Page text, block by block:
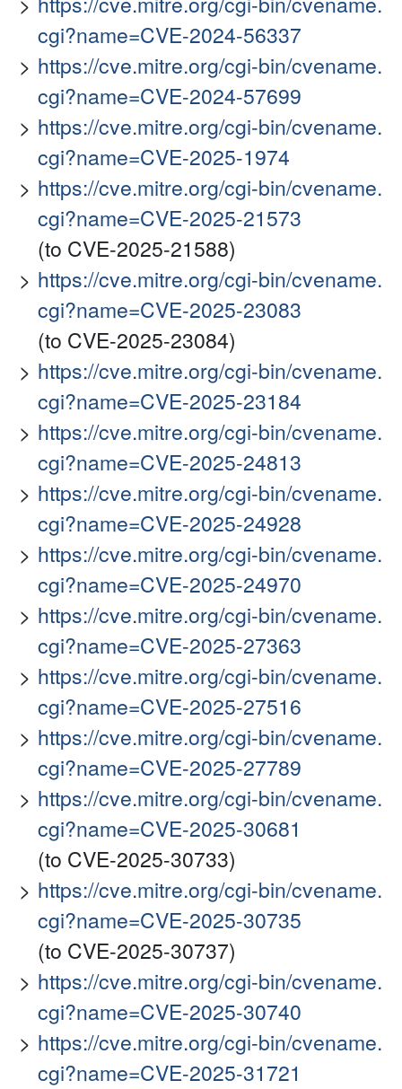
cgi?name=CVE-2024-56337
https://cve.mitre.org/cgi-bin/cvename.
cgi?name=CVE-2024-57699
https://cve.mitre.org/cgi-bin/cvename.
cgi?name=CVE-2025-1974
https://cve.mitre.org/cgi-bin/cvename.
cgi?name=CVE-2025-21573
(to CVE-2025-21588)
https://cve.mitre.org/cgi-bin/cvename.
cgi?name=CVE-2025-23083
(to CVE-2025-23084)
https://cve.mitre.org/cgi-bin/cvename.
cgi?name=CVE-2025-23184
https://cve.mitre.org/cgi-bin/cvename.
cgi?name=CVE-2025-24813
https://cve.mitre.org/cgi-bin/cvename.
cgi?name=CVE-2025-24928
https://cve.mitre.org/cgi-bin/cvename.
cgi?name=CVE-2025-24970
https://cve.mitre.org/cgi-bin/cvename.
cgi?name=CVE-2025-27363
https://cve.mitre.org/cgi-bin/cvename.
cgi?name=CVE-2025-27516
https://cve.mitre.org/cgi-bin/cvename.
cgi?name=CVE-2025-27789
https://cve.mitre.org/cgi-bin/cvename.
cgi?name=CVE-2025-30681
(to CVE-2025-30733)
https://cve.mitre.org/cgi-bin/cvename.
cgi?name=CVE-2025-30735
(to CVE-2025-30737)
https://cve.mitre.org/cgi-bin/cvename.
cgi?name=CVE-2025-30740
https://cve.mitre.org/cgi-bin/cvename.
cgi?name=CVE-2025-31721